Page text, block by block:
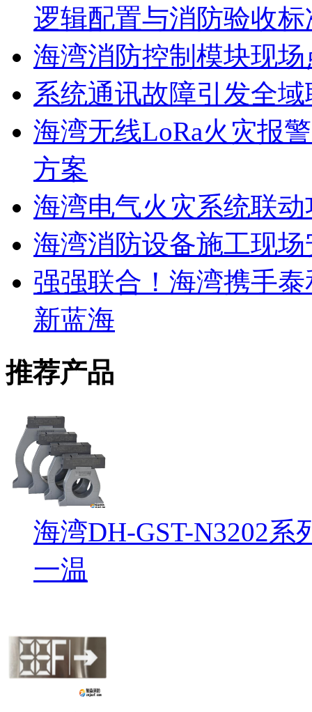
逻辑配置与消防验收标
海湾消防控制模块现
系统通讯故障引发全
海湾无线LoRa火灾报
方案
海湾电气火灾系统联
海湾消防设备施工现
强强联合！海湾携手
新蓝海
推荐产品
海湾DH-GST-N3202
一温